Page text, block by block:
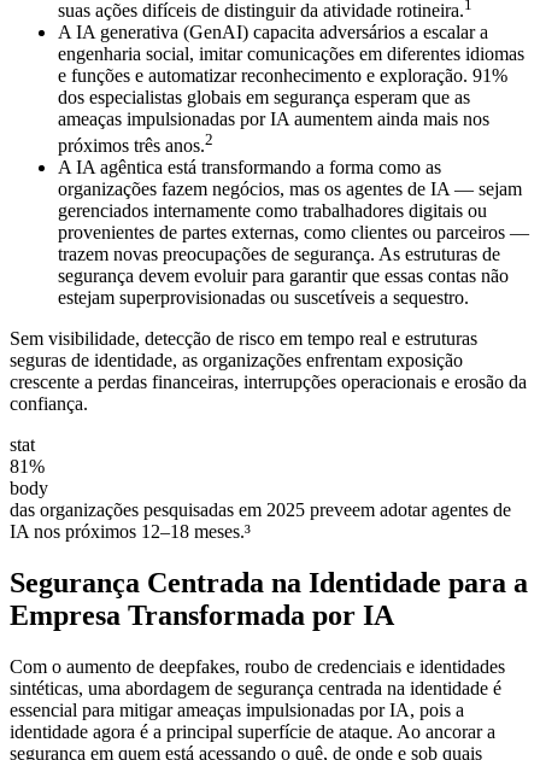
suas ações difíceis de distinguir da atividade rotineira.1
A IA generativa (GenAI) capacita adversários a escalar a
engenharia social, imitar comunicações em diferentes idiomas
e funções e automatizar reconhecimento e exploração. 91%
dos especialistas globais em segurança esperam que as
ameaças impulsionadas por IA aumentem ainda mais nos
próximos três anos.2
A IA agêntica está transformando a forma como as
organizações fazem negócios, mas os agentes de IA — sejam
gerenciados internamente como trabalhadores digitais ou
provenientes de partes externas, como clientes ou parceiros —
trazem novas preocupações de segurança. As estruturas de
segurança devem evoluir para garantir que essas contas não
estejam superprovisionadas ou suscetíveis a sequestro.
Sem visibilidade, detecção de risco em tempo real e estruturas
seguras de identidade, as organizações enfrentam exposição
crescente a perdas financeiras, interrupções operacionais e erosão da
confiança.
stat
81%
body
das organizações pesquisadas em 2025 preveem adotar agentes de
IA nos próximos 12–18 meses.³
Segurança Centrada na Identidade para a
Empresa Transformada por IA
Com o aumento de deepfakes, roubo de credenciais e identidades
sintéticas, uma abordagem de segurança centrada na identidade é
essencial para mitigar ameaças impulsionadas por IA, pois a
identidade agora é a principal superfície de ataque. Ao ancorar a
segurança em quem está acessando o quê, de onde e sob quais